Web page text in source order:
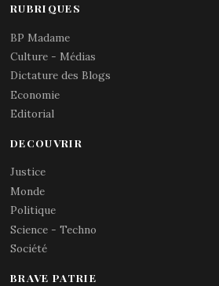
RUBRIQUES
BP Madame
Culture - Médias
Dictature des Blogs
Economie
Editorial
DECOUVRIR
Justice
Monde
Politique
Science - Techno
Société
BRAVE PATRIE